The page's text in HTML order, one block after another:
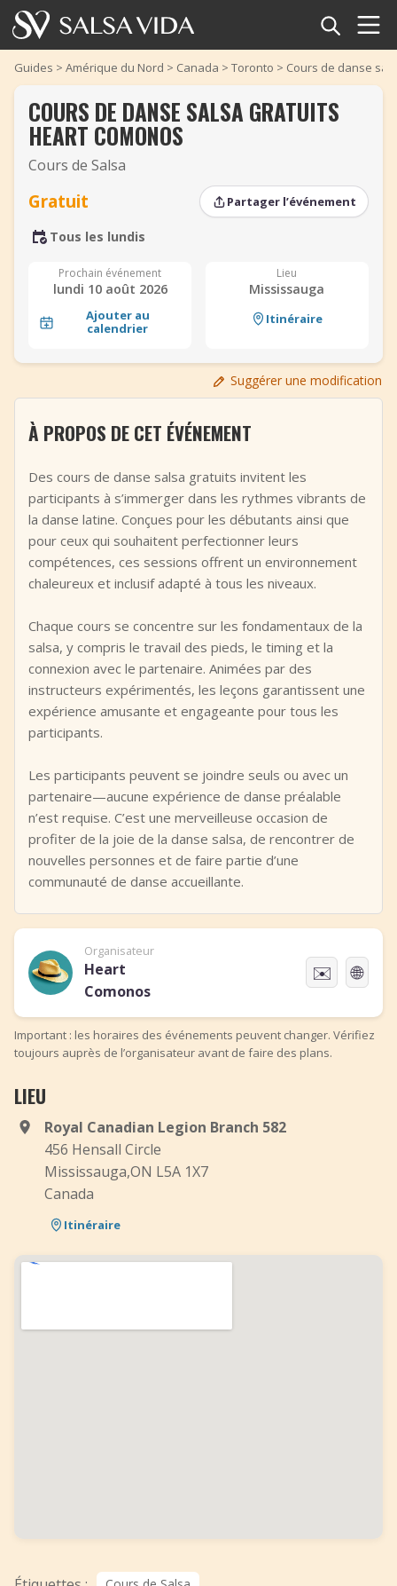
Accueil
Événements
Articles
Vidéos
Glossaire
Boutique
Ajouter un événement
Guides > Amérique du Nord > Canada > Toronto > Cours de danse
COURS DE DANSE SALSA GRATUITS
HEART COMONOS
Cours de Salsa
Gratuit Partager l’événement
Tous les lundis
Prochain événement
lundi 10 août 2026
Ajouter au
calendrier
Lieu
Mississauga
Itinéraire
Suggérer une modification
À PROPOS DE CET ÉVÉNEMENT
Des cours de danse salsa gratuits invitent les
participants à s’immerger dans les rythmes vibrants de
la danse latine. Conçues pour les débutants ainsi que
pour ceux qui souhaitent perfectionner leurs
compétences, ces sessions offrent un environnement
chaleureux et inclusif adapté à tous les niveaux.
Chaque cours se concentre sur les fondamentaux de la
salsa, y compris le travail des pieds, le timing et la
connexion avec le partenaire. Animées par des
instructeurs expérimentés, les leçons garantissent une
expérience amusante et engageante pour tous les
participants.
Les participants peuvent se joindre seuls ou avec un
partenaire—aucune expérience de danse préalable
n’est requise. C’est une merveilleuse occasion de
profiter de la joie de la danse salsa, de rencontrer de
nouvelles personnes et de faire partie d’une
communauté de danse accueillante.
Organisateur
Heart
Comonos
✉️ 🌐
Important : les horaires des événements peuvent changer. Vérifiez
toujours auprès de l’organisateur avant de faire des plans.
LIEU
Royal Canadian Legion Branch 582
456 Hensall Circle
Mississauga,ON L5A 1X7
Canada
Itinéraire